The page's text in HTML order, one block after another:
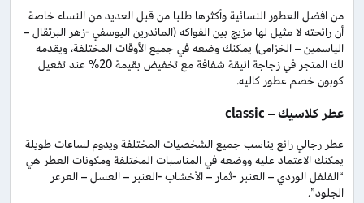
من افضل العطور النسائية وأكثرها طلبا من قبل العديد من النساء خاصة
أن رائحته لا مثيل لها مزيج بين الفواكه (الماندرين اليوسفي -زهر البرتقال –
الياسمين – الخزامى) يمكنك وضعه في جميع الأوقات المختلفة، ويقدمه
لك المتجر في زجاجة انيقة شفافة مع تخفيض بقيمة 20% عند تفعيل
كوبون خصم عطور كاليه.
عطر كلاسيك – classic
عطر رجالي رائع يناسب جميع الشخصيات المختلفة ويدوم لساعات طويلة
يمكنك الاعتماد عليه ووضعه في المناسبات المختلفة ومكونات العطر هي
“الفلفل الوردي – العنبر -ثمار – الأخشاب -العنبر – العسل – العرعر
الجلود”.